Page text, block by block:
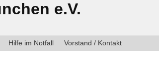
e.V.
Hilfe im Notfall
Vorstand / Kontakt